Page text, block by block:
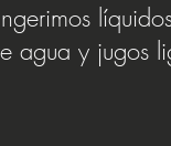
agua y jugos